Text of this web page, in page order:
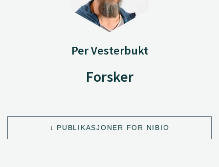
Per Vesterbukt
Forsker
PUBLIKASJONER FOR NIBIO